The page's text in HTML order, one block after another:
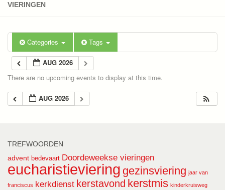
VIERINGEN
Categories Tags
AUG 2026
There are no upcoming events to display at this time.
AUG 2026
TREFWOORDEN
advent bedevaart Doordeweekse vieringen
eucharistieviering gezinsviering jaar van
franciscus kerkdienst kerstavond kerstmis kinderkruisweg